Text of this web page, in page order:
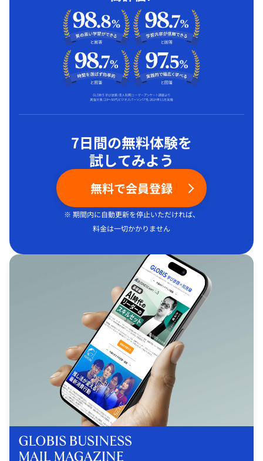
7日間の無料体験を
試してみよう
無料で会員登録
※ 期間内に自動更新を停止いただければ、
料金は一切かかりません